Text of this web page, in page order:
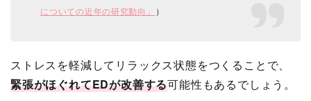
についての近年の研究動向」 ）
ストレスを軽減してリラックス状態をつくることで、
緊張がほぐれてEDが改善する可能性もあるでしょう。